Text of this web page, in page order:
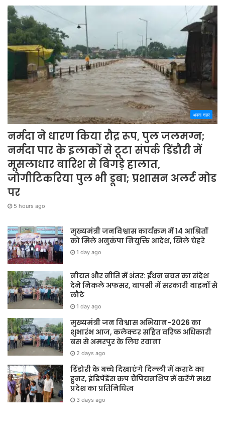
अपना शहर
नर्मदा ने धारण किया रौद्र रूप, पुल जलमग्न;
नर्मदा पार के इलाकों से टूटा संपर्क डिंडौरी में
मूसलाधार बारिश से बिगड़े हालात,
जोगीटिकरिया पुल भी डूबा; प्रशासन अलर्ट मोड
पर
5 hours ago
मुख्यमंत्री जनविश्वास कार्यक्रम में 14 आश्रितों
को मिले अनुकंपा नियुक्ति आदेश, खिले चेहरे
1 day ago
नीयत और नीति में अंतर: ईंधन बचत का संदेश
देने निकले अफसर, वापसी में सरकारी वाहनों से
लौटे
1 day ago
मुख्यमंत्री जन विश्वास अभियान-2026 का
शुभारंभ आज, कलेक्टर सहित वरिष्ठ अधिकारी
बस से अमरपुर के लिए रवाना
2 days ago
डिंडोरी के बच्चे दिखाएंगे दिल्ली में कराटे का
हुनर, इंडिपेंडेंस कप चैंपियनशिप में करेंगे मध्य
प्रदेश का प्रतिनिधित्व
3 days ago